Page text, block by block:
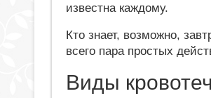
известна каждому.
Кто знает, возможно,
всего пара простых
Виды